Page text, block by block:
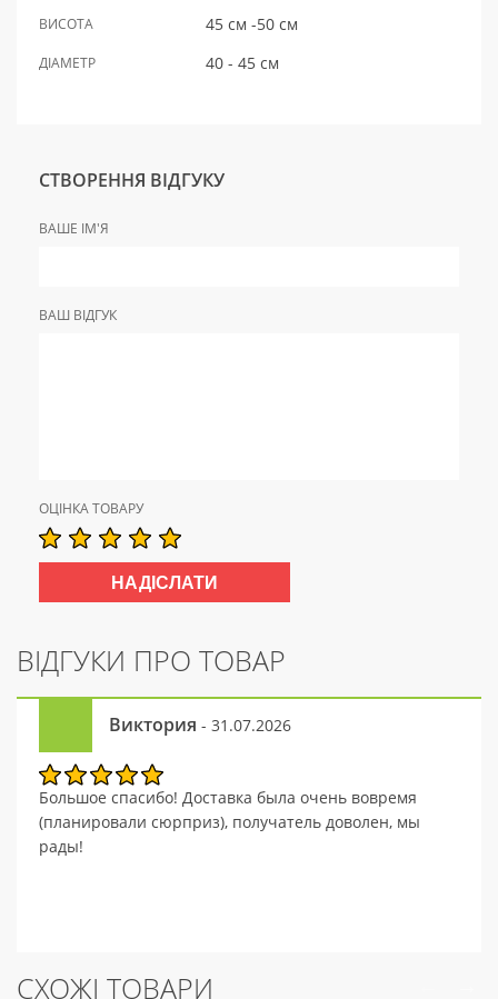
ВИСОТА 45 см -50 см
ДІАМЕТР 40 - 45 см
СТВОРЕННЯ ВІДГУКУ
ВАШЕ ІМ'Я
ВАШ ВІДГУК
ОЦІНКА ТОВАРУ
ВІДГУКИ ПРО ТОВАР
Виктория - 31.07.2026
Большое спасибо! Доставка была очень вовремя
(планировали сюрприз), получатель доволен, мы
рады!
СХОЖІ ТОВАРИ